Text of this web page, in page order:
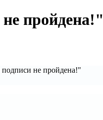
пройдена!"
не пройдена!"